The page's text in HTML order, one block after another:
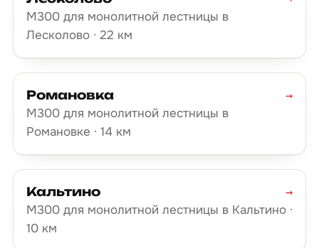
М300 для монолитной лестницы в
Лесколово · 22 км
Романовка
М300 для монолитной лестницы в
Романовке · 14 км
→
Кальтино
М300 для монолитной лестницы в Кальтино ·
10 км
→